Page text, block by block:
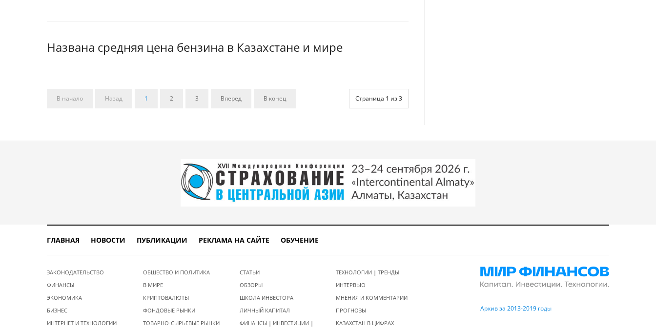
Названа средняя цена бензина в Казахстане и мире
Страница 1 из 3
В начало Назад 1 2 3 Вперед В конец
ГЛАВНАЯ НОВОСТИ ПУБЛИКАЦИИ РЕКЛАМА НА САЙТЕ ОБУЧЕНИЕ
ЗАКОНОДАТЕЛЬСТВО
ФИНАНСЫ
ЭКОНОМИКА
БИЗНЕС
ИНТЕРНЕТ И ТЕХНОЛОГИИ
ОБЩЕСТВО И ПОЛИТИКА
В МИРЕ
КРИПТОВАЛЮТЫ
ФОНДОВЫЕ РЫНКИ
ТОВАРНО-СЫРЬЕВЫЕ РЫНКИ
СТАТЬИ
ОБЗОРЫ
ШКОЛА ИНВЕСТОРА
ЛИЧНЫЙ КАПИТАЛ
ФИНАНСЫ | ИНВЕСТИЦИИ |
ТЕХНОЛОГИИ | ТРЕНДЫ
ИНТЕРВЬЮ
МНЕНИЯ И КОММЕНТАРИИ
ПРОГНОЗЫ
КАЗАХСТАН В ЦИФРАХ
Архив за 2013-2019 годы